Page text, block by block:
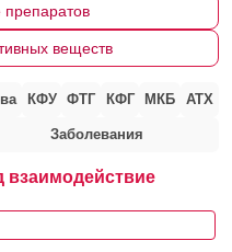
препаратов
веществ
КФУ ФТГ КФГ МКБ АТХ
Заболевания
взаимодействие